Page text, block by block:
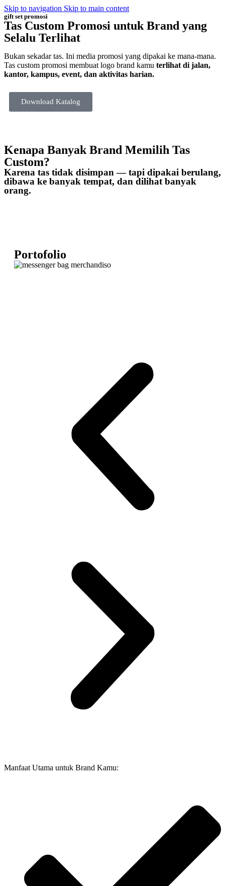
Skip to navigation Skip to main content
gift set promosi
Tas Custom Promosi untuk Brand yang
Selalu Terlihat
Bukan sekadar tas. Ini media promosi yang dipakai ke mana-mana.
Tas custom promosi membuat logo brand kamu terlihat di jalan,
kantor, kampus, event, dan aktivitas harian.
Download Katalog
Kenapa Banyak Brand Memilih Tas
Custom?
Karena tas tidak disimpan — tapi dipakai berulang,
dibawa ke banyak tempat, dan dilihat banyak
orang.
Portofolio
Manfaat Utama untuk Brand Kamu: